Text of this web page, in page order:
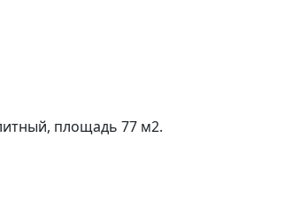
площадь 77 м2.